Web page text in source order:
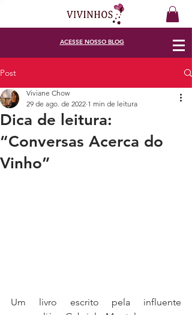
ACESSENOSSO BLOG
Post
Dica de leitura:
“Conversas Acerca do
Vinho”
Viviane Chow
29 de ago. de 2022 1 min de leitura
Um livro escrito pela influente